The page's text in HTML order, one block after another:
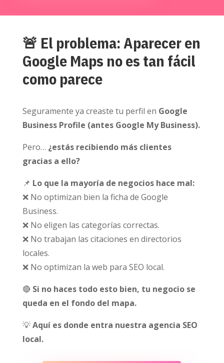
🚨 El problema: Aparecer en
Google Maps no es tan fácil
como parece
Seguramente ya creaste tu perfil en Google
Business Profile (antes Google My Business).
Pero… ¿estás recibiendo más clientes
gracias a ello?
📌 Lo que la mayoría de negocios hace mal:
❌ No optimizan bien la ficha de Google
Business.
❌ No eligen las categorías correctas.
❌ No trabajan las citaciones en directorios
locales.
❌ No optimizan la web para SEO local.
🔴 Si no haces todo esto bien, tu negocio se
queda en el fondo del mapa.
💡Aquí es donde entra nuestra agencia SEO
local.